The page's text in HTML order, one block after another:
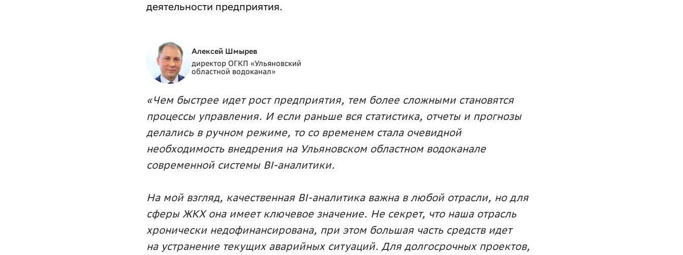
деятельности предприятия.
Алексей Шмырев
директор ОГКП «Ульяновский
областной водоканал»
«Чем быстрее идет рост предприятия, тем более сложными становятся
процессы управления. И если раньше вся статистика, отчеты и прогнозы
делались в ручном режиме, то со временем стала очевидной
необходимость внедрения на Ульяновском областном водоканале
современной системы BI-аналитики.
На мой взгляд, качественная BI-аналитика важна в любой отрасли, но для
сферы ЖКХ она имеет ключевое значение. Не секрет, что наша отрасль
хронически недофинансирована, при этом большая часть средств идет
на устранение текущих аварийных ситуаций. Для долгосрочных проектов,